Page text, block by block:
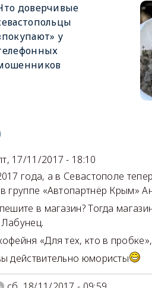
доверчивые
у
17/11/2017 - 18:10
года, а в Севастополе
группе «Автопартнёр Крым»
в магазин? Тогда
«Для тех, кто в
действительно юмористы